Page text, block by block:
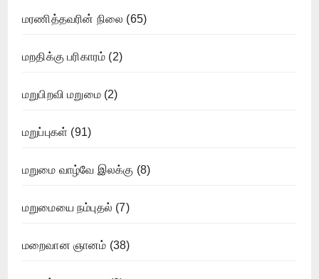
மரணித்தவரின் நிலை (65)
மறதிக்கு பரிகாரம் (2)
மறுபிறவி மறுமை(2)
மறுப்புகள் (91)
மறுமை வாழ்வே இலக்கு (8)
மறுமையை நம்புதல் (7)
மறைவான ஞானம் (38)